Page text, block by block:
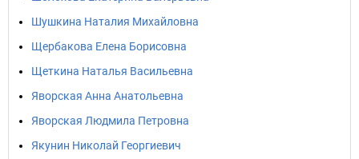
Шушкина Наталия Михайловна
Щербакова Елена Борисовна
Щеткина Наталья Васильевна
Яворская Анна Анатольевна
Яворская Людмила Петровна
Якунин Николай Георгиевич